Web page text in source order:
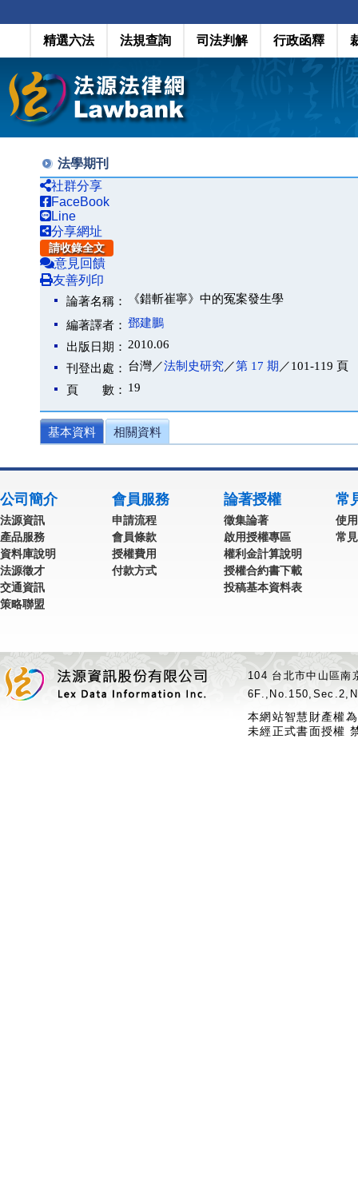
精選六法 法規查詢 司法判解 行政函釋
法學期刊
社群分享
FaceBook
Line
分享網址
請收錄全文
意見回饋
友善列印
論著名稱： 《錯斬崔寧》中的冤案發生學
編著譯者： 鄧建鵬
出版日期： 2010.06
刊登出處： 台灣／法制史研究／第 17 期 ／101-119 頁
頁 數： 19
基本資料 相關資料
公司簡介
法源資訊
產品服務
資料庫說明
法源徵才
交通資訊
策略聯盟
會員服務
申請流程
會員條款
授權費用
付款方式
論著授權
徵集論著
啟用授權專區
權利金計算說明
授權合約書下載
投稿基本資料表
常
使
常
104 台北市中山區
本網站智慧財產權
未經正式書面授權